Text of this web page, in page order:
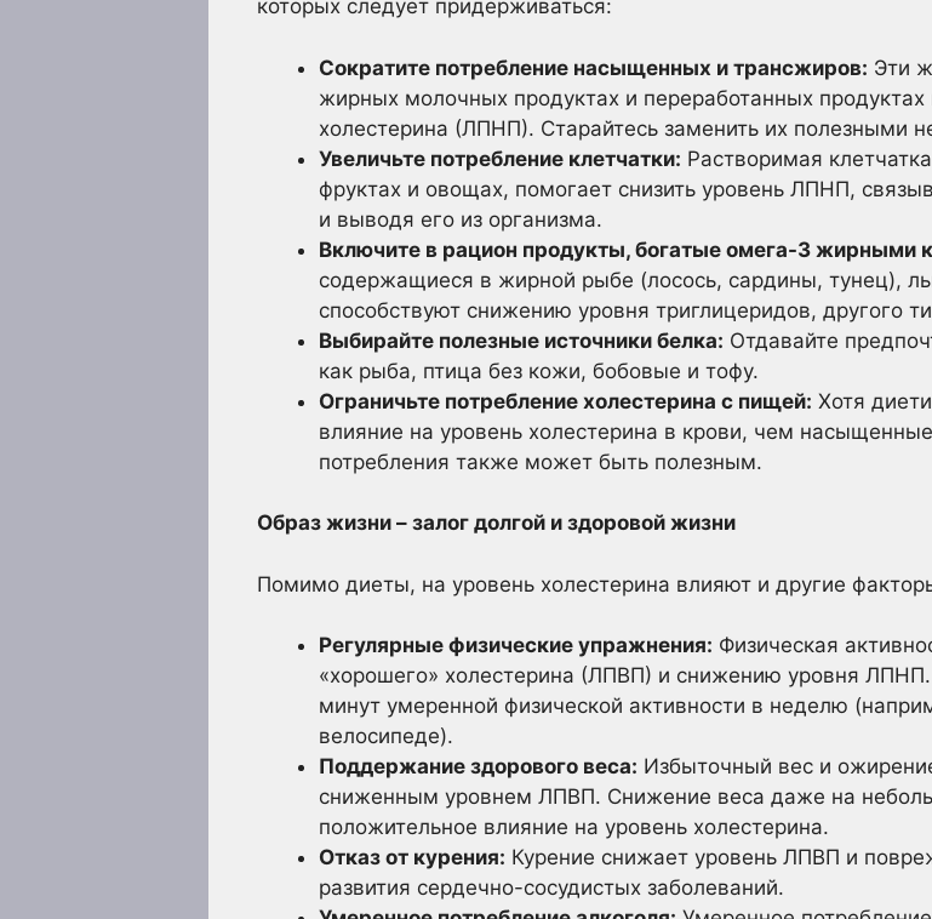
которых следует придерживаться:
Сократите потребление насыщенных и трансжиров: Эти
жирных молочных продуктах и переработанных
холестерина (ЛПНП). Старайтесь заменить их
Увеличьте потребление клетчатки: Растворимая
фруктах и овощах, помогает снизить уровень ЛПНП,
и выводя его из организма.
Включите в рацион продукты, богатые омега-3 жирными
содержащиеся в жирной рыбе (лосось, сардины, тунец),
способствуют снижению уровня триглицеридов, другого
Выбирайте полезные источники белка: Отдавайте
как рыба, птица без кожи, бобовые и тофу.
Ограничьте потребление холестерина с пищей: Хотя
влияние на уровень холестерина в крови, чем
потребления также может быть полезным.
Образ жизни – залог долгой и здоровой жизни
Помимо диеты, на уровень холестерина влияют и другие
Регулярные физические упражнения: Физическая
«хорошего» холестерина (ЛПВП) и снижению уровня
минут умеренной физической активности в неделю
велосипеде).
Поддержание здорового веса: Избыточный вес и
сниженным уровнем ЛПВП. Снижение веса даже на
положительное влияние на уровень холестерина.
Отказ от курения: Курение снижает уровень ЛПВП и
развития сердечно-сосудистых заболеваний.